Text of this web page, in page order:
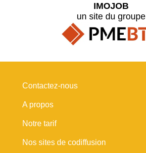
IMOJOB
un site du groupe
Contactez-nous
A propos
Notre tarif
Nos sites de codiffusion